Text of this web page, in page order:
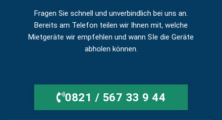
Fragen Sie schnell und unverbindlich bei uns an.
Bereits am Telefon teilen wir Ihnen mit, welche
Mietgeräte wir empfehlen und wann SIe die Geräte
abholen können.
0821 / 567 33 9 44